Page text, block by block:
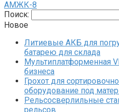
АМЖК-8
Поиск:
Новое
Литиевые АКБ для
батарею для склада
Мультиплатформенная
бизнеса
Грохот для
оборудование под
Рельсосверлильные
рельсов